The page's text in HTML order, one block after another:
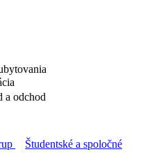
a odchod
Študentské a spoločné